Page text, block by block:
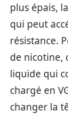
plus épais,
qui peut
résistance.
de nicotine,
liquide qui
chargé en
changer la